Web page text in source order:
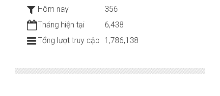
Hôm nay
356
Tháng hiện tại
6,438
Tổng lượt truy cập
1,786,138